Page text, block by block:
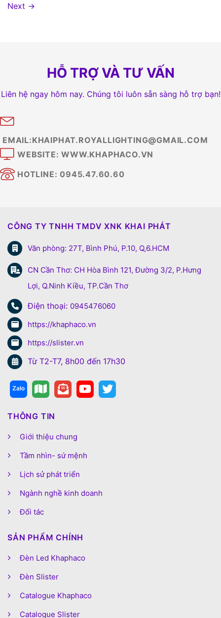
Next →
HỖ TRỢ VÀ TƯ VẤN
Liên hệ ngay hôm nay. Chúng tôi luôn sẵn sàng hỗ trợ bạn!
EMAIL:KHAIPHAT.ROYALLIGHTING@GMAIL.COM
WEBSITE: WWW.KHAPHACO.VN
HOTLINE: 0945.47.60.60
CÔNG TY TNHH TMDV XNK KHAI PHÁT
Văn phòng: 27T, Bình Phú, P.10, Q,6.HCM
CN Cần Thơ: CH Hòa Bình 121, Đường 3/2, P.Hưng
Lợi, Q.Ninh Kiều, TP.Cần Thơ
Điện thoại: 0945476060
https://khaphaco.vn
https://slister.vn
Từ T2-T7, 8h00 đến 17h30
THÔNG TIN
Giới thiệu chung
Tầm nhìn- sứ mệnh
Lịch sử phát triển
Ngành nghề kinh doanh
Đối tác
SẢN PHẨM CHÍNH
Đèn Led Khaphaco
Đèn Slister
Catalogue Khaphaco
Catalogue Slister